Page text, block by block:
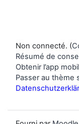
Non connecté. (
Résumé de
Obtenir l’app
Passer au thème